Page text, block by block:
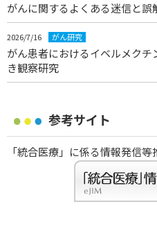
がんに関するよくある迷信と誤
2026/7/16 がん研究
がん患者におけるイベルメク
き観察研究
参考サイト
「統合医療」に係る情報発信等